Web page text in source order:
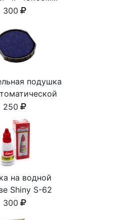
300
подушка
печати
250
на водной
Shiny S-62
28ml
300